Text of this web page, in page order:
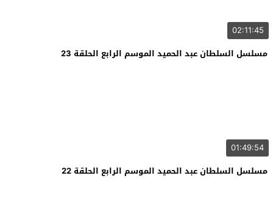
02:11:45
مسلسل السلطان عبد الحميد الموسم الرابع الحلقة 23
01:49:54
مسلسل السلطان عبد الحميد الموسم الرابع الحلقة 22